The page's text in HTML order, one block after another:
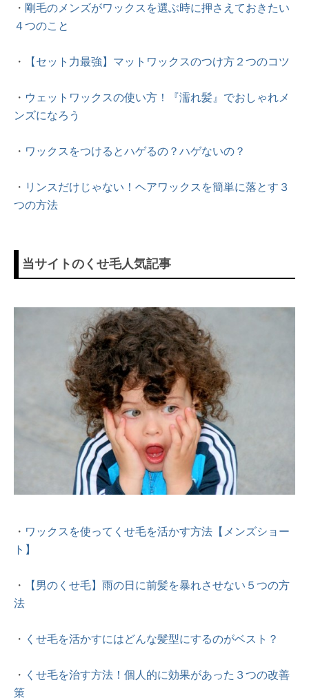
・ 剛毛のメンズがワックスを選ぶ時に押さえておきたい
４つのこと
・ 【セット力最強】マットワックスのつけ方２つのコツ
・ ウェットワックスの使い方！『濡れ髪』でおしゃれメ
ンズになろう
・ ワックスをつけるとハゲるの？ハゲないの？
・ リンスだけじゃない！ヘアワックスを簡単に落とす３
つの方法
当サイトのくせ毛人気記事
・ ワックスを使ってくせ毛を活かす方法【メンズショー
ト】
・
【男のくせ毛】雨の日に前髪を暴れさせない５つの方
法
・ くせ毛を活かすにはどんな髪型にするのがベスト？
・ くせ毛を治す方法！個人的に効果があった３つの改善
策